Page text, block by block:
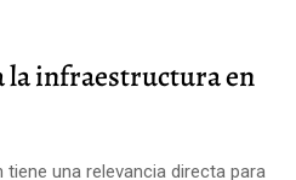
la infraestructura en
una relevancia directa para